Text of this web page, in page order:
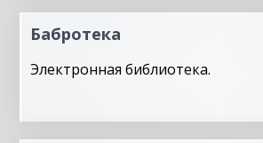
Бабротека
Электронная библиотека.